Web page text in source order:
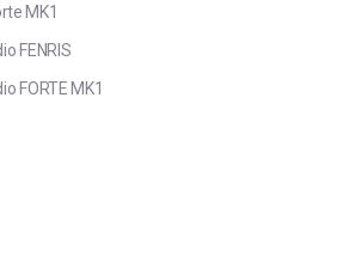
MK1
FENRIS
FORTE MK1